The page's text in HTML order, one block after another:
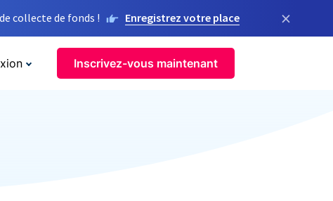
collecte de fonds ! Enregistrez votre place ×
Inscrivez-vous maintenant